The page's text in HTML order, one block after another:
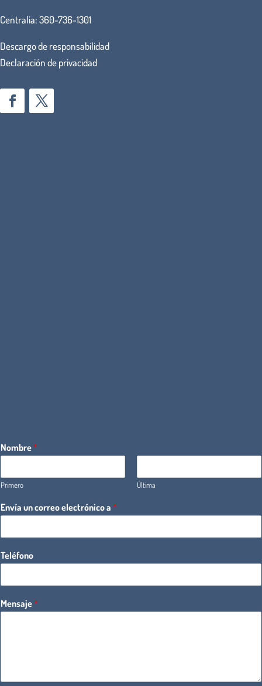
Centralia:360-736-1301
Descargo de responsabilidad
Declaración de privacidad
Nombre*
Primero Última
Envía un correo electrónico a *
Teléfono
Mensaje*